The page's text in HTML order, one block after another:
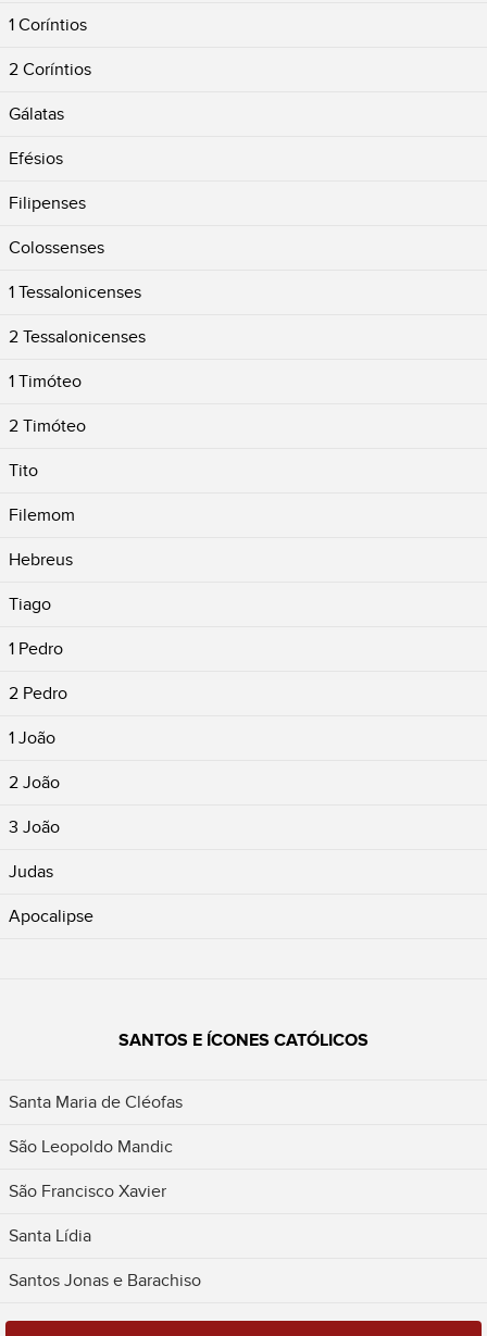
1 Coríntios
2 Coríntios
Gálatas
Efésios
Filipenses
Colossenses
1 Tessalonicenses
2 Tessalonicenses
1 Timóteo
2 Timóteo
Tito
Filemom
Hebreus
Tiago
1 Pedro
2 Pedro
1 João
2 João
3 João
Judas
Apocalipse
SANTOS E ÍCONES CATÓLICOS
Santa Maria de Cléofas
São Leopoldo Mandic
São Francisco Xavier
Santa Lídia
Santos Jonas e Barachiso